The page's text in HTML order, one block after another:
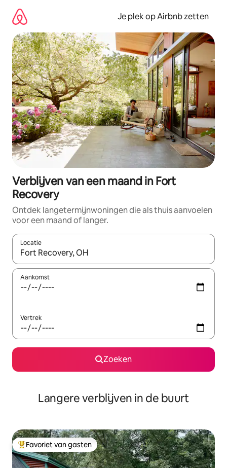
direct
naar
inhoud
Je plek op Airbnb zetten
Verblijven van een maand in Fort
Recovery
Ontdek langetermijnwoningen die als thuis aanvoelen
voor een maand of langer.
Locatie
Wanneer er resultaten beschikbaar zijn, maak je een keuze
Aankomst
Vertrek
Zoeken
Langere verblijven in de buurt
Topfavoriet van gasten
Favoriet van gasten